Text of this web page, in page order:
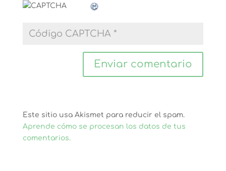
Este sitio usa Akismet para reducir el spam.
Aprende cómo se procesan los datos de tus
comentarios.